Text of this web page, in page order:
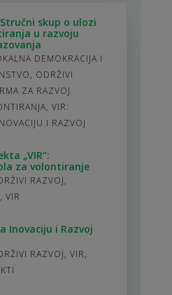
skup o ulozi
u razvoju
DEMOKRACIJA I
, ODRŽIVI
ZA RAZVOJ
, VIR:
I RAZVOJ
„VIR“:
za volontiranje
RAZVOJ,
, VIR
Inovaciju i Razvoj
RAZVOJ, VIR,